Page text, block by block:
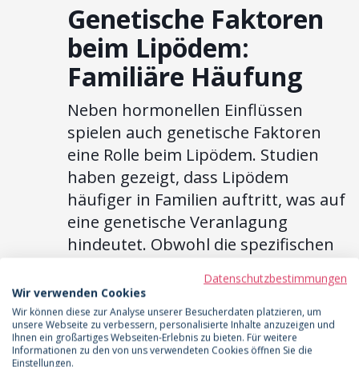
Genetische Faktoren
beim Lipödem:
Familiäre Häufung
Neben hormonellen Einflüssen
spielen auch genetische Faktoren
eine Rolle beim Lipödem. Studien
haben gezeigt, dass Lipödem
häufiger in Familien auftritt, was auf
eine genetische Veranlagung
hindeutet. Obwohl die spezifischen
verantwortlich sind, noch nicht
identifiziert wurden, deuten
Forschungsergebnisse darauf hin,
dass mehrere Gene beteiligt sein
Datenschutzbestimmungen
Wir verwenden Cookies
Wir können diese zur Analyse unserer Besucherdaten platzieren, um
unsere Webseite zu verbessern, personalisierte Inhalte anzuzeigen und
Ihnen ein großartiges Webseiten-Erlebnis zu bieten. Für weitere
Informationen zu den von uns verwendeten Cookies öffnen Sie die
Einstellungen.